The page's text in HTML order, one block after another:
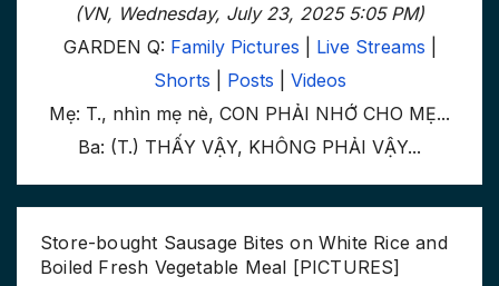
(VN, Wednesday, July 23, 2025 5:05 PM)
GARDEN Q: Family Pictures Live Streams
Shorts
Posts
Videos
Mẹ: T., nhìn mẹ nè, CON PHẢI NHỚ CHO MẸ...
Ba: (T.) THẤY VẬY, KHÔNG PHẢI VẬY...
Store-bought Sausage Bites on White Rice and
Boiled Fresh Vegetable Meal [PICTURES]